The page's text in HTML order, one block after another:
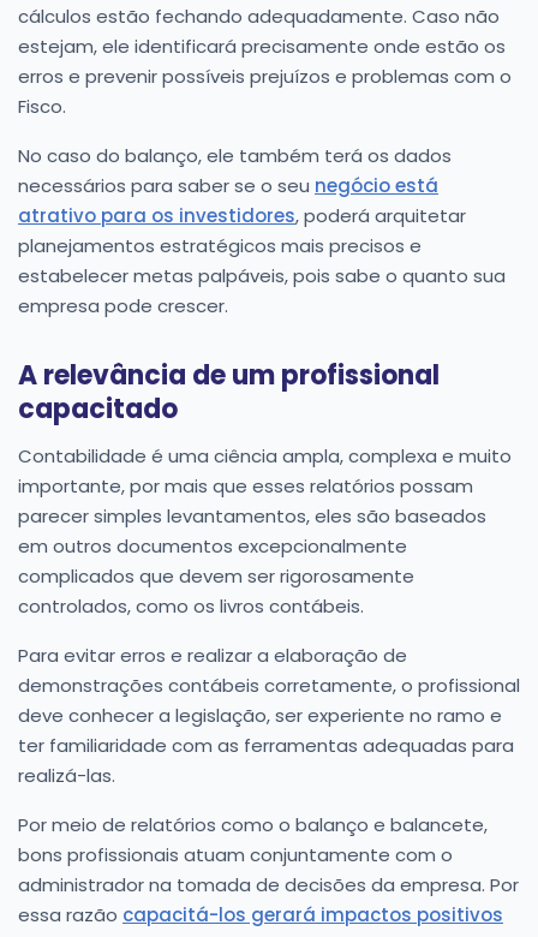
cálculos estão fechando adequadamente. Caso não
estejam, ele identificará precisamente onde estão os
erros e prevenir possíveis prejuízos e problemas com o
Fisco.
No caso do balanço, ele também terá os dados
necessários para saber se o seu negócio está
atrativo para os investidores, poderá arquitetar
planejamentos estratégicos mais precisos e
estabelecer metas palpáveis, pois sabe o quanto sua
empresa pode crescer.
A relevância de um profissional
capacitado
Contabilidade é uma ciência ampla, complexa e muito
importante, por mais que esses relatórios possam
parecer simples levantamentos, eles são baseados
em outros documentos excepcionalmente
complicados que devem ser rigorosamente
controlados, como os livros contábeis.
Para evitar erros e realizar a elaboração de
demonstrações contábeis corretamente, o profissional
deve conhecer a legislação, ser experiente no ramo e
ter familiaridade com as ferramentas adequadas para
realizá-las.
Por meio de relatórios como o balanço e balancete,
bons profissionais atuam conjuntamente com o
administrador na tomada de decisões da empresa. Por
essa razão capacitá-los gerará impactos positivos